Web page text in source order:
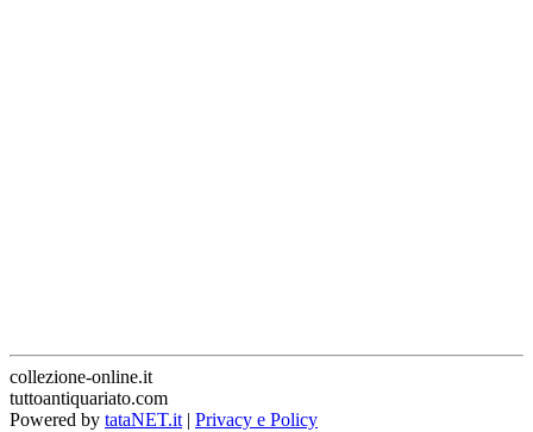
collezione-online.it
tuttoantiquariato.com
Powered by tataNET.it | Privacy e Policy